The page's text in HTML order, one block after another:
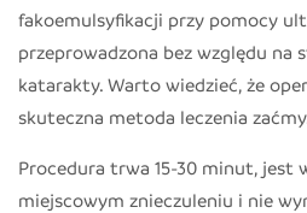
fakoemulsyfikacji przy pomocy
przeprowadzona bez względu na
katarakty. Warto wiedzieć, że
skuteczna metoda leczenia
Procedura trwa 15-30 minut, jest
miejscowym znieczuleniu i nie